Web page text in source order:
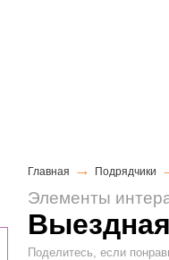
Главная → Подрядчики
Элементы
Поделитесь, если